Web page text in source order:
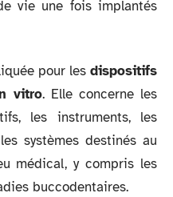
vie une fois implantés
pour les dispositifs
vitro. Elle concerne les
les instruments, les
systèmes destinés au
médical, y compris les
buccodentaires.